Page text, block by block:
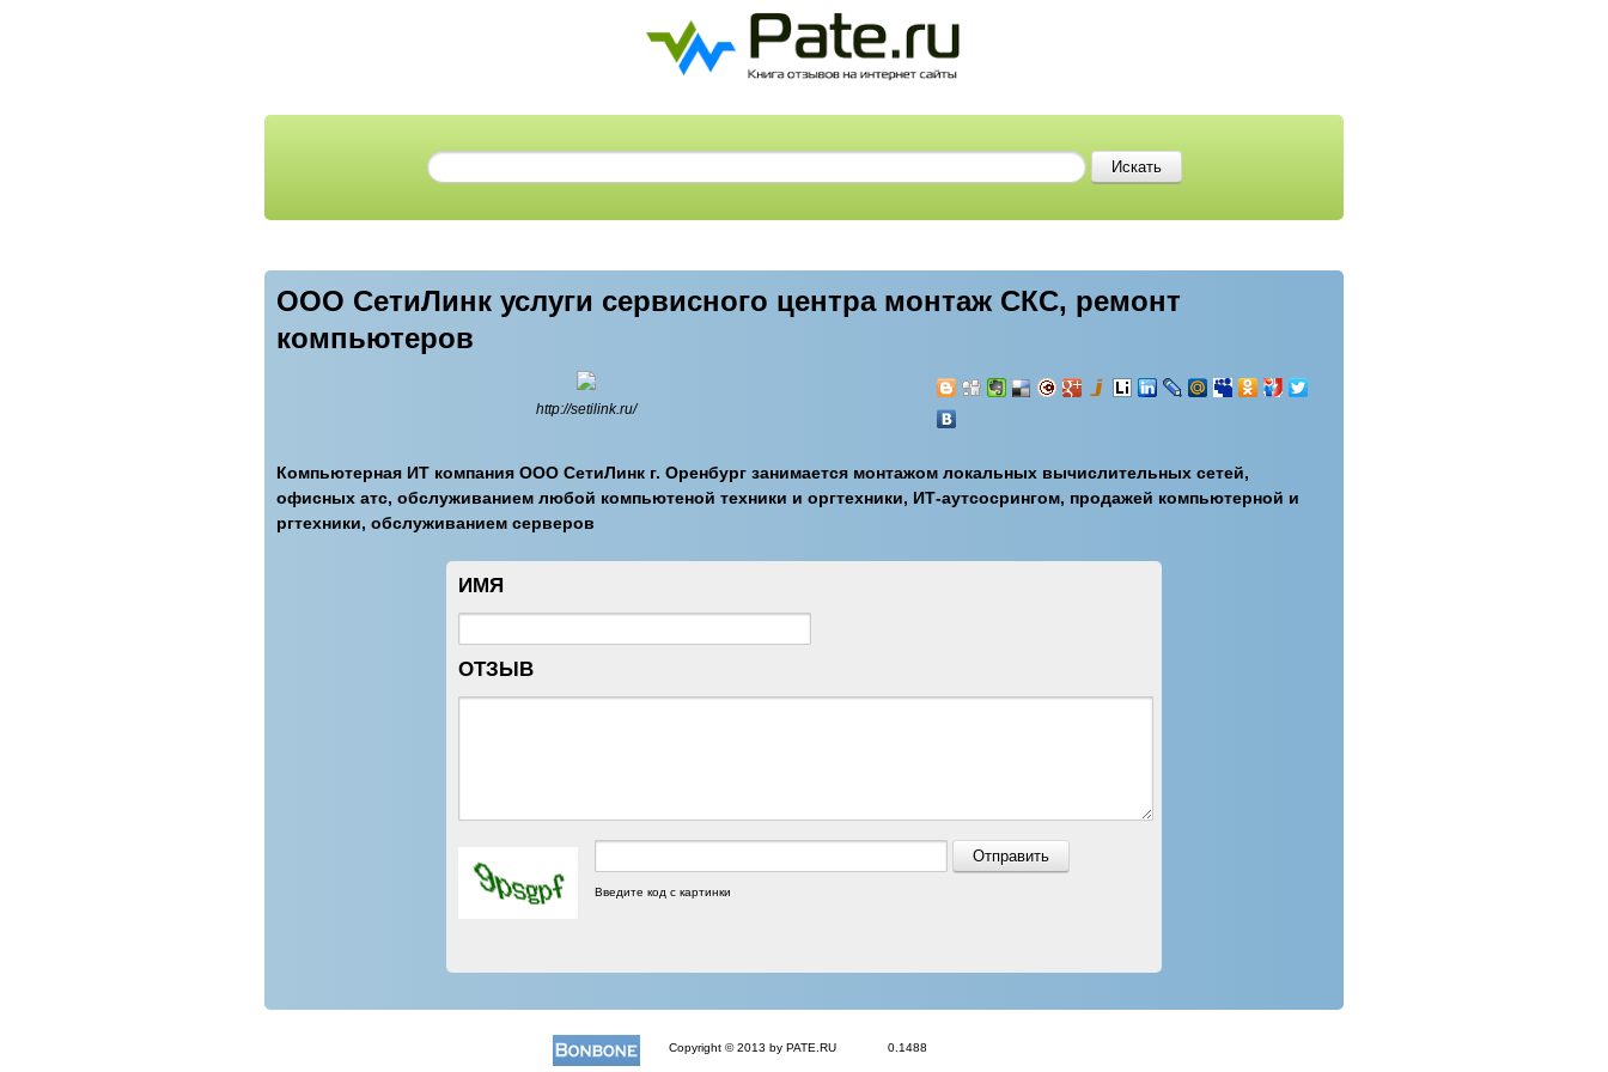
ООО СетиЛинк услуги сервисного центра монтаж СКС, ремонт
компьютеров
http://setilink.ru/
Компьютерная ИТ компания ООО СетиЛинк г. Оренбург занимается монтажом локальных вычислительных сетей,
офисных атс, обслуживанием любой компьютеной техники и оргтехники, ИТ-аутсосрингом, продажей компьютерной и
ргтехники, обслуживанием серверов
ИМЯ
ОТЗЫВ
Введите код с картинки
Copyright © 2013 by PATE.RU 0.1488